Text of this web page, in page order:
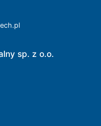
sp. z o.o.